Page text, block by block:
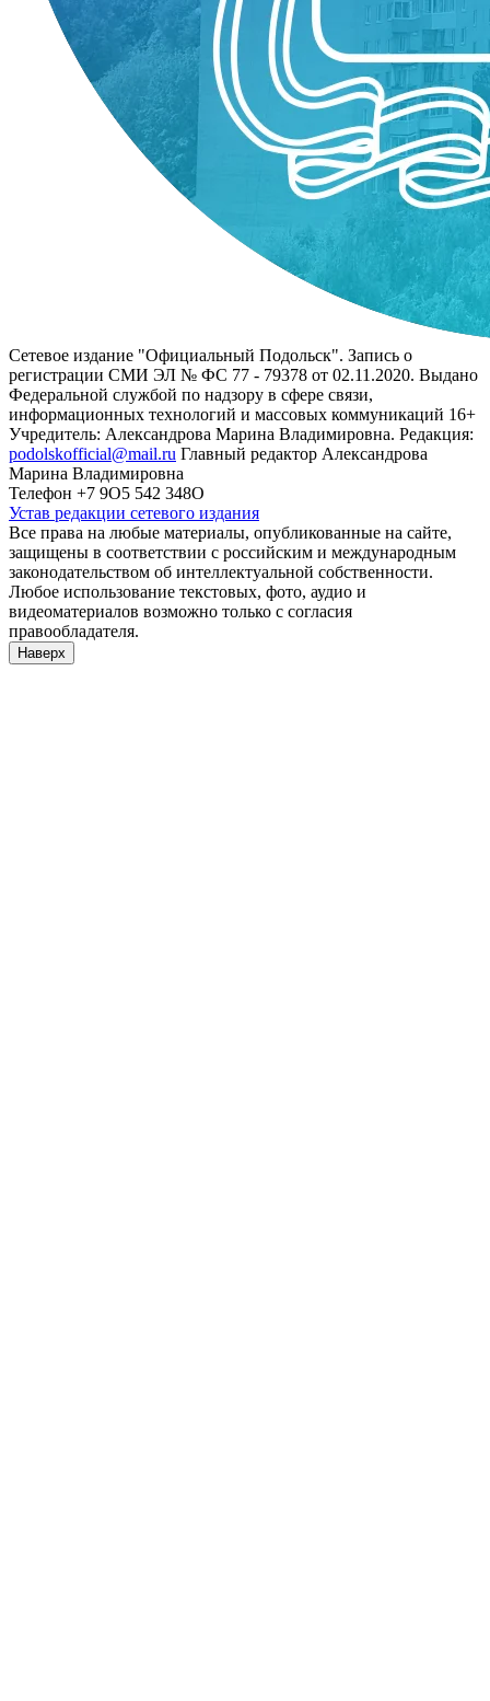
Сетевое издание "Официальный Подольск". Запись о
регистрации СМИ ЭЛ № ФС 77 - 79378 от 02.11.2020. Выдано
Федеральной службой по надзору в сфере связи,
информационных технологий и массовых коммуникаций 16+
Учредитель: Александрова Марина Владимировна. Редакция:
podolskofficial@mail.ru Главный редактор Александрова
Марина Владимировна
Телефон +7 9О5 542 348О
Устав редакции сетевого издания
Все права на любые материалы, опубликованные на сайте,
защищены в соответствии с российским и международным
законодательством об интеллектуальной собственности.
Любое использование текстовых, фото, аудио и
видеоматериалов возможно только с согласия
правообладателя.
Наверх